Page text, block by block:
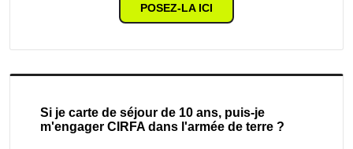
POSEZ-LA ICI
Si je carte de séjour de 10 ans, puis-je
m'engager CIRFA dans l'armée de terre ?